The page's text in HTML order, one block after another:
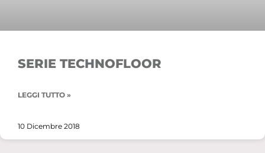
SERIE TECHNOFLOOR
LEGGI TUTTO »
10 Dicembre 2018